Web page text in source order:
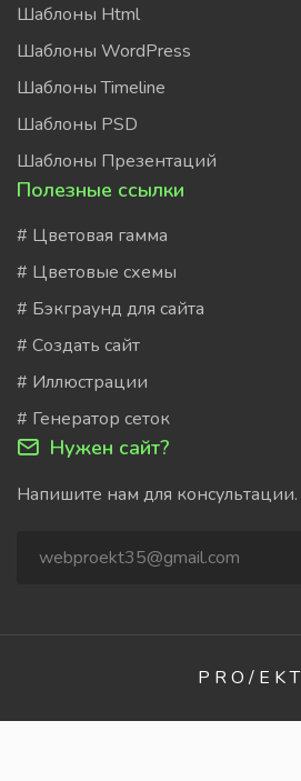
Шаблоны Html
Шаблоны WordPress
Шаблоны Timeline
Шаблоны PSD
Шаблоны Презентаций
Полезные ссылки
# Цветовая гамма
# Цветовые схемы
# Бэкграунд для сайта
# Создать сайт
# Иллюстрации
# Генератор сеток
Нужен сайт?
Напишите нам для консультации.
P R O / E K T